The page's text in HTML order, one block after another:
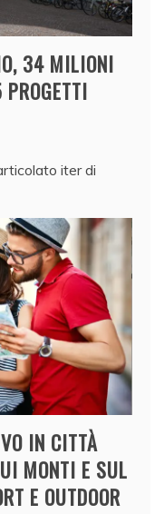
34 MILIONI
iter di
IN CITTÀ
MONTI E SUL
E OUTDOOR